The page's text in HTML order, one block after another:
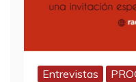
Entrevistas